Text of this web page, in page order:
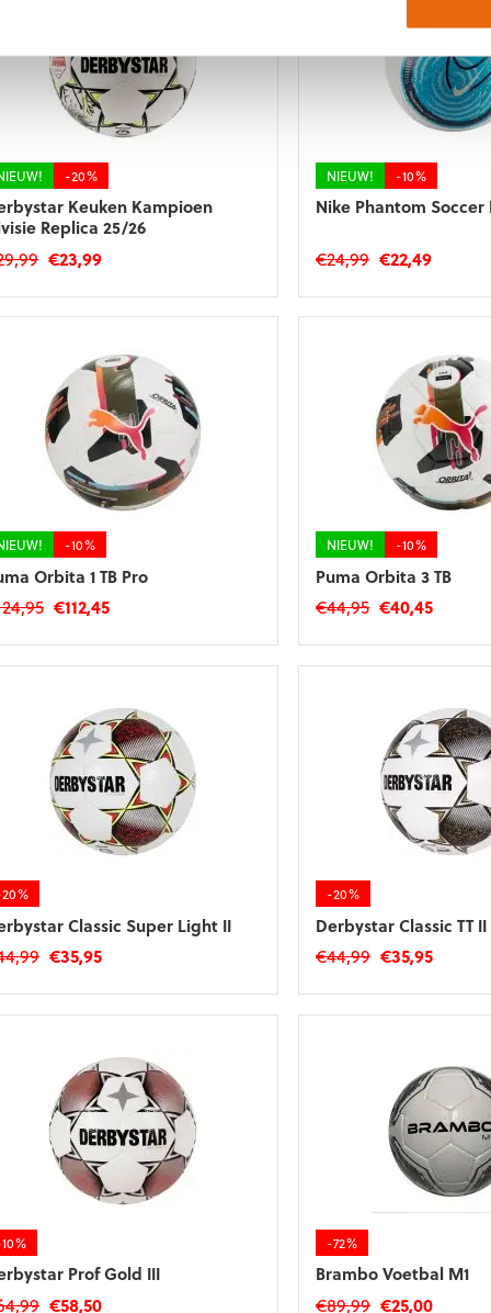
-20%
Keuken Kampioen
Replica 25/26
Oorspronkelijke
was:
€23,99Huidige
is:
NIEUW! -10%
Nike Phantom Soccer
€24,99 Oorspronkelijke
was:
€22,49Huidige
is:
-10%
Orbita 1 TB Pro
Oorspronkelijke
was:
€112,45Huidige
is:
NIEUW! -10%
Puma Orbita 3 TB
€44,95 Oorspronkelijke
was:
€40,45Huidige
is:
Classic Super Light II
Oorspronkelijke
was:
€35,95Huidige
is:
-20%
Derbystar Classic TT II
€44,99 Oorspronkelijke
was:
€35,95Huidige
is:
Prof Gold III
Oorspronkelijke
€58,50Huidige
-72%
Brambo Voetbal M1
€89,99 Oorspronkelijke
€25,00Huidige